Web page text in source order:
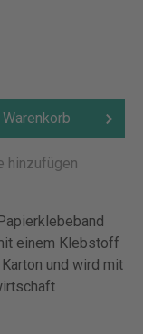
hinzufügen
einem Klebstoff
und wird mit